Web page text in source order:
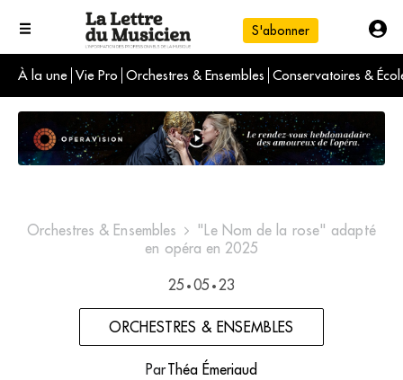
S'abonner
À la une Vie Pro Orchestres & Ensembles Conservatoires &
L'info du jour
Le numéro du mois
International
Orchestres & Ensembles
"Le Nom de la rose" adapté
en opéra en 2025
25 • 05 • 23
ORCHESTRES & ENSEMBLES
ParThéa Émeriaud